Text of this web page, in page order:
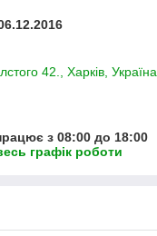
42., Харків, Україна
з 08:00 до 18:00
графік роботи